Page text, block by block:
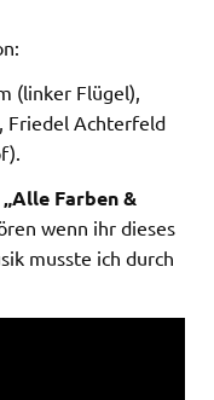
(linker Flügel),
Friedel Achterfeld
„Alle Farben &
wenn ihr dieses
musste ich durch